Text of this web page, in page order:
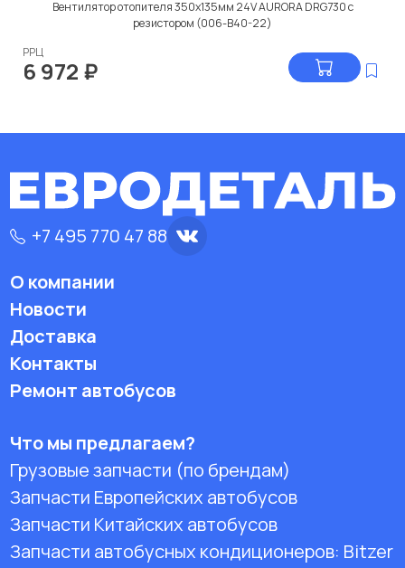
Вентилятор отопителя 350x135мм 24V AURORA DRG730 с
резистором (006-B40-22)
РРЦ
6 972 ₽
+7 495 770 47 88
О компании
Новости
Доставка
Контакты
Ремонт автобусов
Что мы предлагаем?
Грузовые запчасти (по брендам)
Запчасти Европейских автобусов
Запчасти Китайских автобусов
Запчасти автобусных кондиционеров: Bitzer